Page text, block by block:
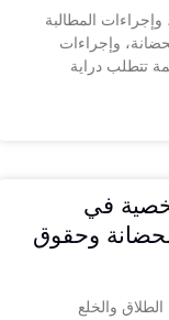
المطالبة
وإجراءات
تتطلب دراية
في
وحقوق
والخلع